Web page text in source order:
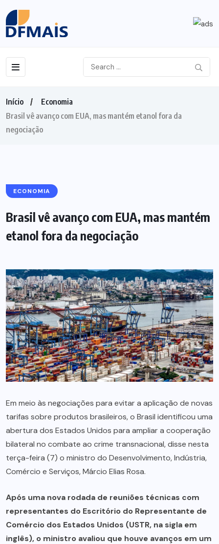
Início
Economia
Brasil vê avanço com EUA, mas mantém etanol fora da
negociação
ECONOMIA
Brasil vê avanço com EUA, mas mantém
etanol fora da negociação
Em meio às negociações para evitar a aplicação de novas
tarifas sobre produtos brasileiros, o Brasil identificou uma
abertura dos Estados Unidos para ampliar a cooperação
bilateral no combate ao crime transnacional, disse nesta
terça-feira (7) o ministro do Desenvolvimento, Indústria,
Comércio e Serviços, Márcio Elias Rosa.
Após uma nova rodada de reuniões técnicas com
representantes do Escritório do Representante de
Comércio dos Estados Unidos (USTR, na sigla em
inglês), o ministro avaliou que houve avanços em um